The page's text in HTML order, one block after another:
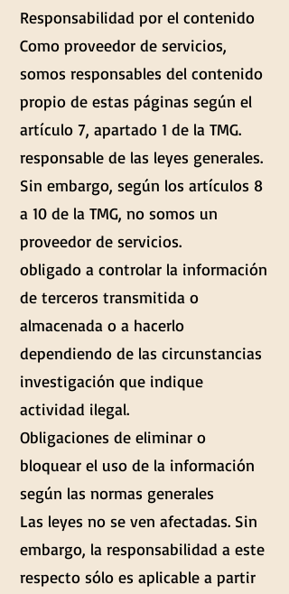
Responsabilidad por el contenido
Como proveedor de servicios,
somos responsables del contenido
propio de estas páginas según el
artículo 7, apartado 1 de la TMG.
responsable de las leyes generales.
Sin embargo, según los artículos 8
a 10 de la TMG, no somos un
proveedor de servicios.
obligado a controlar la información
de terceros transmitida o
almacenada o a hacerlo
dependiendo de las circunstancias
investigación que indique
actividad ilegal.
Obligaciones de eliminar o
bloquear el uso de la información
según las normas generales
Las leyes no se ven afectadas. Sin
embargo, la responsabilidad a este
respecto sólo es aplicable a partir